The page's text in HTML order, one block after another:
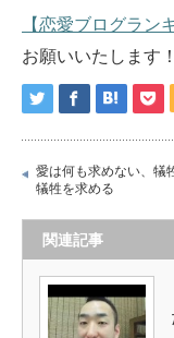
【恋愛ブログラン
お願いいたします！
愛は何も求めない、犠
犠牲を求める
関連記事